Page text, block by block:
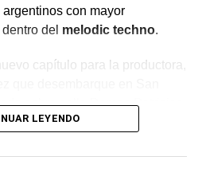
con mayor
del melodic techno.
capítulo para la productora,
sobre calle Damas Patricias,
en General Roca.
logró consolidarse como una
LEYENDO